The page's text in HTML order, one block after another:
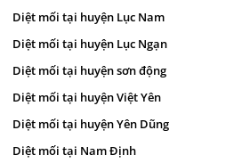
Diệt mối tại huyện Lục Nam
Diệt mối tại huyện Lục Ngạn
Diệt mối tại huyện sơn động
Diệt mối tại huyện Việt Yên
Diệt mối tại huyện Yên Dũng
Diệt mối tại Nam Định